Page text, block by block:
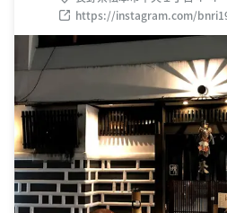
https://instagram.com/